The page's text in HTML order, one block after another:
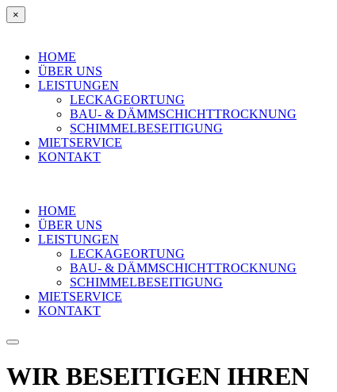
×
HOME
ÜBER UNS
LEISTUNGEN
LECKAGEORTUNG
BAU- & DÄMMSCHICHTTROCKNUNG
SCHIMMELBESEITIGUNG
MIETSERVICE
KONTAKT
HOME
ÜBER UNS
LEISTUNGEN
LECKAGEORTUNG
BAU- & DÄMMSCHICHTTROCKNUNG
SCHIMMELBESEITIGUNG
MIETSERVICE
KONTAKT
WIR BESEITIGEN IHREN